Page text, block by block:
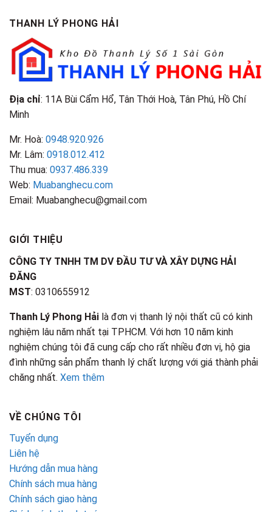
Điểm
Nhận
Biết
THANH LÝ PHONG HẢI
Địa chỉ: 11A Bùi Cẩm Hổ, Tân Thới Hoà, Tân Phú, Hồ Chí
Minh
Mr. Hoà: 0948.920.926
Mr. Lâm: 0918.012.412
Thu mua: 0937.486.339
Web: Muabanghecu.com
Email: Muabanghecu@gmail.com
GIỚI THIỆU
CÔNG TY TNHH TM DV ĐẦU TƯ VÀ XÂY DỰNG HẢI
ĐĂNG
MST: 0310655912
Thanh Lý Phong Hải là đơn vị thanh lý nội thất cũ có kinh
nghiệm lâu năm nhất tại TPHCM. Với hơn 10 năm kinh
nghiệm chúng tôi đã cung cấp cho rất nhiều đơn vị, hộ gia
đình những sản phẩm thanh lý chất lượng với giá thành phải
chăng nhất. Xem thêm
VỀ CHÚNG TÔI
Tuyển dụng
Liên hệ
Hướng dẫn mua hàng
Chính sách mua hàng
Chính sách giao hàng